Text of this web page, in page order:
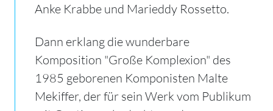
Anke Krabbe und Marieddy Rossetto.
Dann erklang die wunderbare
Komposition "Große Komplexion" des
1985 geborenen Komponisten Malte
Mekiffer, der für sein Werk vom Publikum